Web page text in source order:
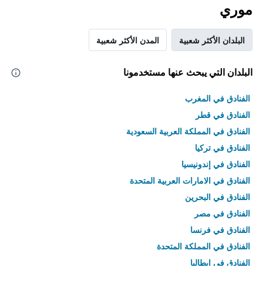
موري
البلدان الأكثر شعبية المدن الأكثر شعبية
البلدان التي يبحث عنها مستخدمونا
الفنادق في المغرب
الفنادق في قطر
الفنادق في المملكة العربية السعودية
الفنادق في تركيا
الفنادق في إندونيسيا
الفنادق في الامارات العربية المتحدة
الفنادق في البحرين
الفنادق في مصر
الفنادق في فرنسا
الفنادق في المملكة المتحدة
الفنادق في إيطاليا